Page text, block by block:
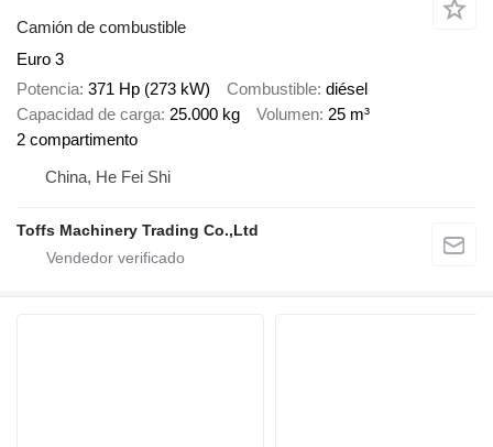
Camión de combustible
Euro 3
Potencia 371 Hp (273 kW) Combustible diésel
Capacidad de carga 25.000 kg Volumen 25 m³
2 compartimento
China, He Fei Shi
Toffs Machinery Trading Co.,Ltd